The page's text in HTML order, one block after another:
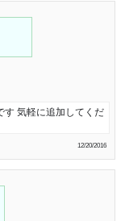
す 気軽に追加してくだ
12/20/2016